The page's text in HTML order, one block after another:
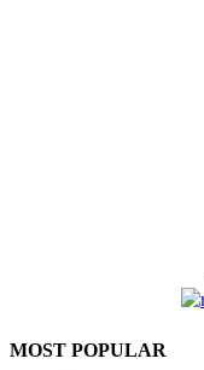
MOST POPULAR